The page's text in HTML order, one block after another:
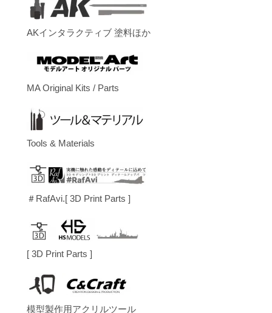
AKインタラクティブ 塗料ほか
MA Original Kits / Parts
Tools & Materials
＃RafAvi.[ 3D Print Parts ]
[ 3D Print Parts ]
模型製作用アクリルツール